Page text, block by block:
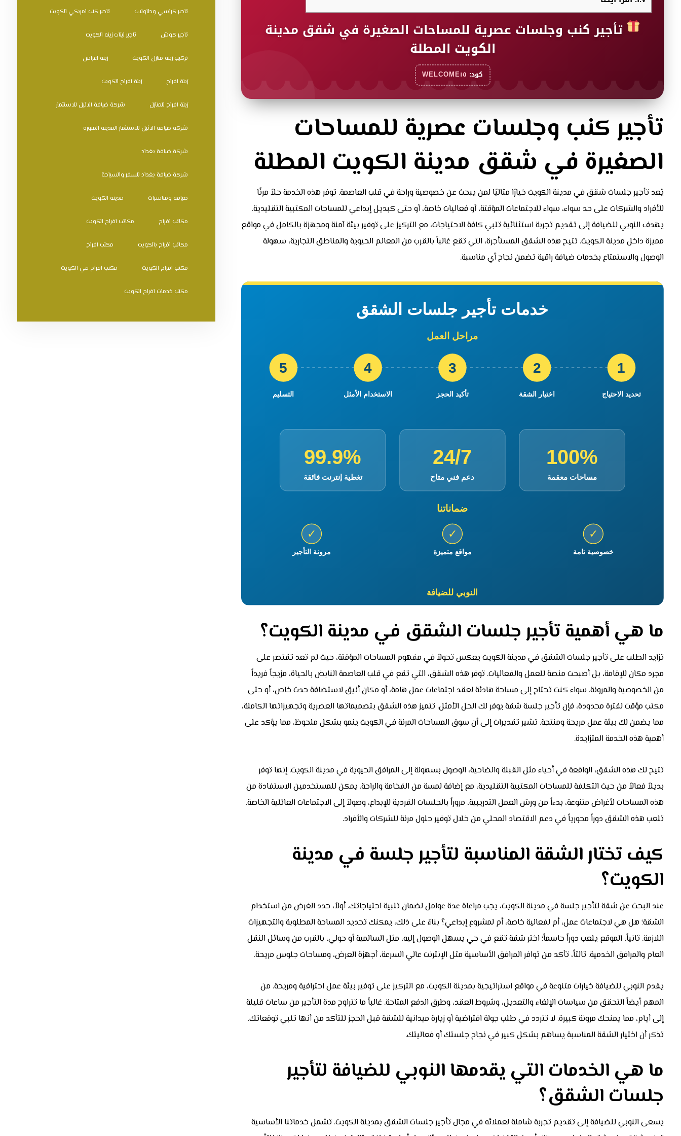
تأجير كنب وجلسات عصرية للمساحات الصغيرة في شقق مدينة
الكويت المطلة
كود: WELCOME١٥
تأجير كنب وجلسات عصرية للمساحات
الصغيرة في شقق مدينة الكويت المطلة
يُعد تأجير جلسات شقق في مدينة الكويت خيارًا مثاليًا لمن يبحث عن خصوصية وراحة في قلب العاصمة. توفر هذه الخدمة حلاً مرنًا
للأفراد والشركات على حد سواء، سواء للاجتماعات المؤقتة، أو فعاليات خاصة، أو حتى كبديل إبداعي للمساحات المكتبية التقليدية.
يهدف النوبي للضيافة إلى تقديم تجربة استثنائية تلبي كافة الاحتياجات، مع التركيز على توفير بيئة آمنة ومجهزة بالكامل في مواقع
مميزة داخل مدينة الكويت. تتيح هذه الشقق المستأجرة، التي تقع غالباً بالقرب من المعالم الحيوية والمناطق التجارية، سهولة
الوصول والاستمتاع بخدمات ضيافة راقية تضمن نجاح أي مناسبة.
ما هي أهمية تأجير جلسات الشقق في مدينة الكويت؟
تزايد الطلب على تأجير جلسات الشقق في مدينة الكويت يعكس تحولاً في مفهوم المساحات المؤقتة، حيث لم تعد تقتصر على
مجرد مكان للإقامة، بل أصبحت منصة للعمل والفعاليات. توفر هذه الشقق، التي تقع في قلب العاصمة النابض بالحياة، مزيجاً فريداً
من الخصوصية والمرونة. سواء كنت تحتاج إلى مساحة هادئة لعقد اجتماعات عمل هامة، أو مكان أنيق لاستضافة حدث خاص، أو حتى
مكتب مؤقت لفترة محدودة، فإن تأجير جلسة شقة يوفر لك الحل الأمثل. تتميز هذه الشقق بتصميماتها العصرية وتجهيزاتها الكاملة،
مما يضمن لك بيئة عمل مريحة ومنتجة. تشير تقديرات إلى أن سوق المساحات المرنة في الكويت ينمو بشكل ملحوظ، مما يؤكد على
أهمية هذه الخدمة المتزايدة.
تتيح لك هذه الشقق، الواقعة في أحياء مثل القبلة والضاحية، الوصول بسهولة إلى المرافق الحيوية في مدينة الكويت. إنها توفر
بديلاً فعالاً من حيث التكلفة للمساحات المكتبية التقليدية، مع إضافة لمسة من الفخامة والراحة. يمكن للمستخدمين الاستفادة من
هذه المساحات لأغراض متنوعة، بدءاً من ورش العمل التدريبية، مروراً بالجلسات الفردية للإبداع، وصولاً إلى الاجتماعات العائلية الخاصة.
تلعب هذه الشقق دوراً محورياً في دعم الاقتصاد المحلي من خلال توفير حلول مرنة للشركات والأفراد.
كيف تختار الشقة المناسبة لتأجير جلسة في مدينة
الكويت؟
عند البحث عن شقة لتأجير جلسة في مدينة الكويت، يجب مراعاة عدة عوامل لضمان تلبية احتياجاتك. أولاً، حدد الغرض من استخدام
الشقة؛ هل هي لاجتماعات عمل، أم لفعالية خاصة، أم لمشروع إبداعي؟ بناءً على ذلك، يمكنك تحديد المساحة المطلوبة والتجهيزات
اللازمة. ثانياً، الموقع يلعب دوراً حاسماً؛ اختر شقة تقع في حي يسهل الوصول إليه، مثل السالمية أو حولي، بالقرب من وسائل النقل
العام والمرافق الخدمية. ثالثاً، تأكد من توافر المرافق الأساسية مثل الإنترنت عالي السرعة، أجهزة العرض، ومساحات جلوس مريحة.
يقدم النوبي للضيافة خيارات متنوعة في مواقع استراتيجية بمدينة الكويت، مع التركيز على توفير بيئة عمل احترافية ومريحة. من
المهم أيضاً التحقق من سياسات الإلغاء والتعديل، وشروط العقد، وطرق الدفع المتاحة. غالباً ما تتراوح مدة التأجير من ساعات قليلة
إلى أيام، مما يمنحك مرونة كبيرة. لا تتردد في طلب جولة افتراضية أو زيارة ميدانية للشقة قبل الحجز للتأكد من أنها تلبي توقعاتك.
تذكر أن اختيار الشقة المناسبة يساهم بشكل كبير في نجاح جلستك أو فعاليتك.
ما هي الخدمات التي يقدمها النوبي للضيافة لتأجير
جلسات الشقق؟
يسعى النوبي للضيافة إلى تقديم تجربة شاملة لعملائه في مجال تأجير جلسات الشقق بمدينة الكويت. تشمل خدماتنا الأساسية
تاجير كراسي وطاولات تاجير كنب امريكي الكويت
تاجير كوش تاجير ليتات زينه الكويت
تركيب زينة منازل الكويت زينة اعراس
زينة افراح زينة افراح الكويت
زينة افراح للمنازل شركة ضيافة الاثيل للاستثمار
شركة ضيافة الاثيل للاستثمار المدينة المنورة
شركة ضيافة بغداد
شركة ضيافة بغداد للسفر والسياحة
ضيافة ومناسبات مدينة الكويت
مكاتب افراح مكاتب افراح الكويت
مكاتب افراح بالكويت مكتب افراح
مكتب افراح الكويت مكتب افراح في الكويت
مكتب خدمات افراح الكويت